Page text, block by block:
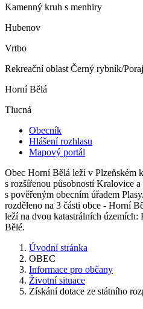
Kamenný kruh s menhiry
Hubenov
Vrtbo
Rekreační oblast Černý rybník/
Horní Bělá
Tlucná
Obecník
Hlášení rozhlasu
Mapový portál
Obec Horní Bělá leží v Plzeňském
s rozšířenou působností Kralovice
s pověřeným obecním úřadem
rozděleno na 3 části obce - Horní
leží na dvou katastrálních
Bělé.
Úvodní stránka
OBEC
Informace pro občany
Životní situace
Získání dotace ze státního